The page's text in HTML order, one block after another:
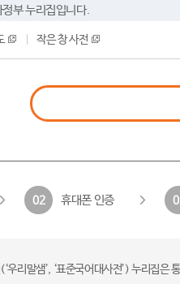
부 누리집입니다.
작은 창 사전
02 휴대폰 인증
우리말샘’, ‘표준국어대사전’) 누리집